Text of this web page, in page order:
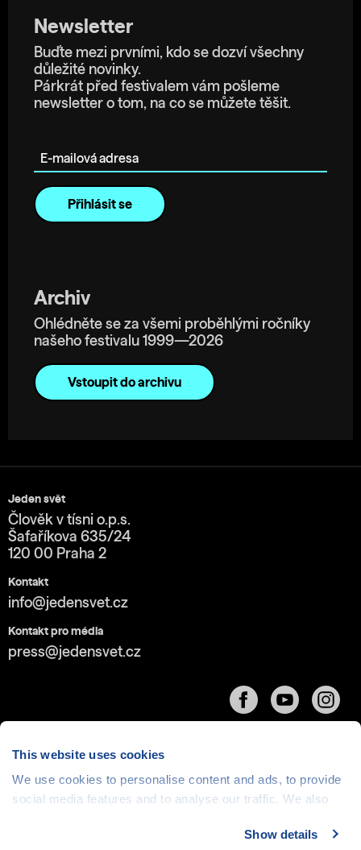
This website uses cookies
We use cookies to personalise content and ads, to provide
social media features and to analyse our traffic. We also
media, advertising and analytics partners who may
Show details
Newsletter
Buďte mezi prvními, kdo se dozví všechny
důležité novinky.
Párkrát před festivalem vám pošleme
newsletter o tom, na co se můžete těšit.
Archiv
Ohlédněte se za všemi proběhlými ročníky
našeho festivalu 1999—2026
Vstoupit do archivu
Jeden svět
Člověk v tísni o.p.s.
Šafaříkova 635/24
120 00 Praha 2
Kontakt
info@jedensvet.cz
Kontakt pro média
press@jedensvet.cz
Cookies| © 1999-2026 Člověk v tísni o.p.s., web běží